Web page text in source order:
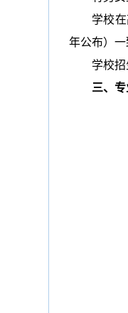
学校在
年公布）一
学校
三、